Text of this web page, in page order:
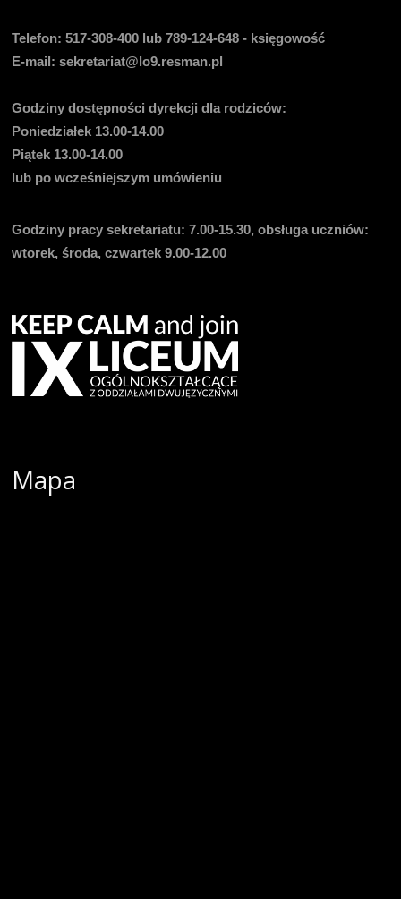
Telefon:517-308-400 lub 789-124-648 - księgowość
E-mail: sekretariat@lo9.resman.pl
Godziny dostępności dyrekcji dla rodziców:
Poniedziałek 13.00-14.00
Piątek 13.00-14.00
lub po wcześniejszym umówieniu
Godziny pracy sekretariatu: 7.00-15.30, obsługa uczniów:
wtorek, środa, czwartek 9.00-12.00
Mapa